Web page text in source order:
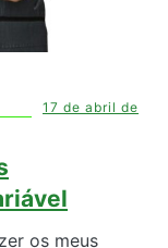
17 de abril de
os meus